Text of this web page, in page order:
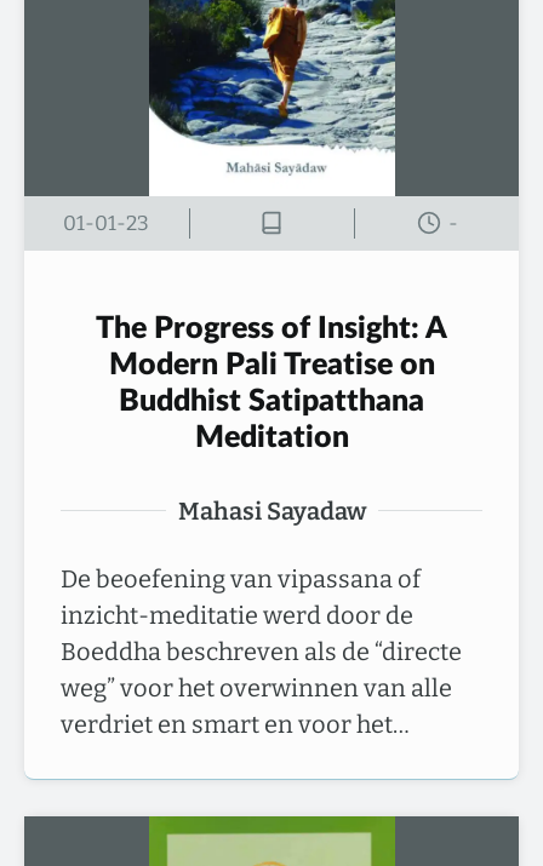
01-01-23 -
The Progress of Insight: A
Modern Pali Treatise on
Buddhist Satipatthana
Meditation
Mahasi Sayadaw
De beoefening van vipassana of
inzicht-meditatie werd door de
Boeddha beschreven als de “directe
weg” voor het overwinnen van alle
verdriet en smart en voor het…